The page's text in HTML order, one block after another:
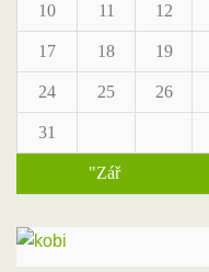
10 11 12
17 18 19
24 25 26
31
"Zář